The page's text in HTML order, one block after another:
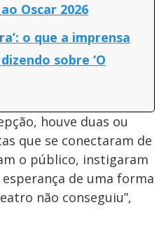
Oscar 2026
o que a imprensa
sobre ‘O
houve duas ou
que se conectaram de
o público, instigaram
de uma forma
não conseguiu”,